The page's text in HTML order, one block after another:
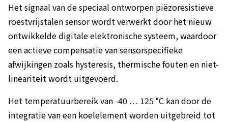
Het signaal van de speciaal ontworpen piëzoresistieve
roestvrijstalen sensor wordt verwerkt door het nieuw
ontwikkelde digitale elektronische systeem, waardoor
een actieve compensatie van sensorspecifieke
afwijkingen zoals hysteresis, thermische fouten en niet-
lineariteit wordt uitgevoerd.
Het temperatuurbereik van -40 … 125 °C kan door de
integratie van een koelelement worden uitgebreid tot